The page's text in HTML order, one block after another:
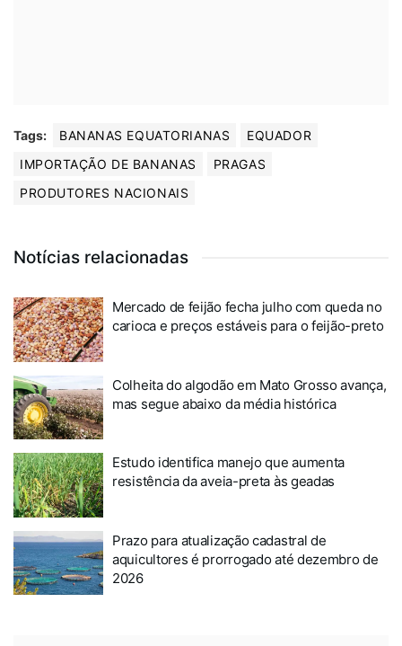
Tags: BANANAS EQUATORIANAS
EQUADOR
IMPORTAÇÃO DE BANANAS
PRAGAS
PRODUTORES NACIONAIS
Notícias relacionadas
Mercado de feijão fecha julho com queda no
carioca e preços estáveis para o feijão-preto
Colheita do algodão em Mato Grosso avança,
mas segue abaixo da média histórica
Estudo identifica manejo que aumenta
resistência da aveia-preta às geadas
Prazo para atualização cadastral de
aquicultores é prorrogado até dezembro de
2026